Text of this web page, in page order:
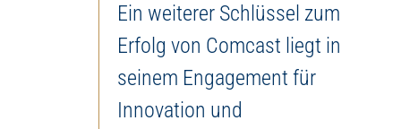
Ein weiterer Schlüssel zum
Erfolg von Comcast liegt in
seinem Engagement für
Innovation und